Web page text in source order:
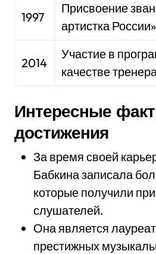
1997
Присвоение
артистка России»
2014
Участие в
качестве
Интересные
достижения
За время своей
Бабкина записала
которые получили
слушателей.
Она является
престижных